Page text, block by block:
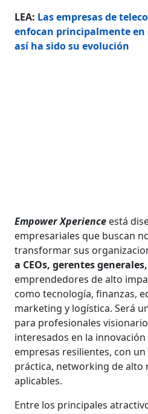
LEA: Las empresas de
enfocan principalmente
así ha sido su evolución
Empower Xperience está
empresariales que buscan
transformar sus
a CEOs, gerentes
emprendedores de alto
como tecnología, finanzas,
marketing y logística. Será
para profesionales
interesados en la
empresas resilientes, con
práctica, networking de alto
aplicables.
Entre los principales